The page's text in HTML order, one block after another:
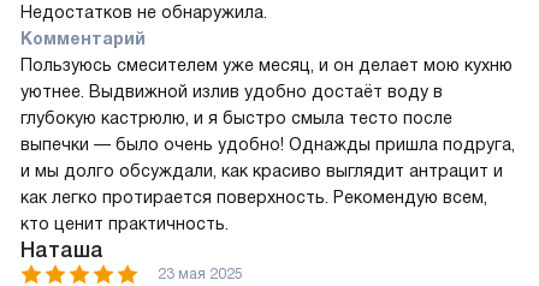
Недостатков не обнаружила.
Комментарий
Пользуюсь смесителем уже месяц, и он делает мою кухню
уютнее. Выдвижной излив удобно достаёт воду в
глубокую кастрюлю, и я быстро смыла тесто после
выпечки — было очень удобно! Однажды пришла подруга,
и мы долго обсуждали, как красиво выглядит антрацит и
как легко протирается поверхность. Рекомендую всем,
кто ценит практичность.
Наташа
23 мая 2025